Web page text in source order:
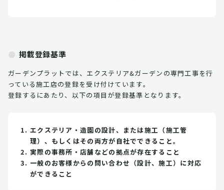
掲載登録基準
ガーデンプラットでは、エクステリア&ガーデンの専門工事を行
っている施工店の登録を受け付けています。
登録するにあたり、以下の項目が登録基準となります。
エクステリア・造園の設計、または施工（施工管
理）、もしくはその両方が自社でできること。
実際の事務所・店舗などの拠点が存在すること
一般のお客様からの問い合わせ（設計、施工）に対応
ができること